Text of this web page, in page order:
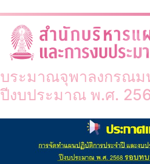
Skip
content
Category:สถาปั
การจัดทำแผนปฏิบัติก
ประมาณจุฬาลงกรณ์ม
ปีงบประมาณ พ.ศ.